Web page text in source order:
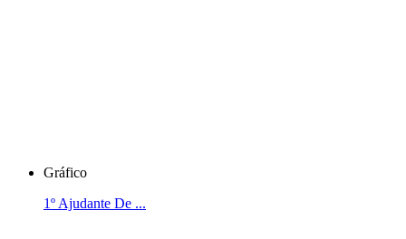
Gráfico
1º Ajudante De ...